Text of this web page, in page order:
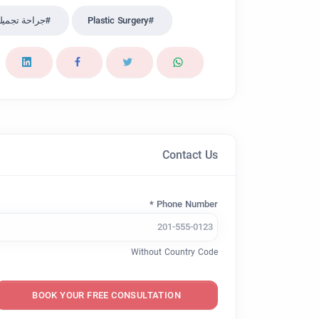
Plastic Surgery جراحة
Contact Us
Phone Number *
Without Country Code
BOOK YOUR FREE CONSULTATION